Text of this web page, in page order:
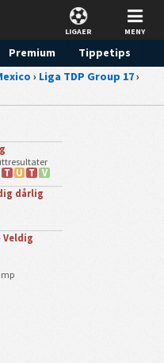
LIGAER MENY
Premium
Tippetips
› Liga TDP Group 17›
T U T
V
dårlig
Veldig